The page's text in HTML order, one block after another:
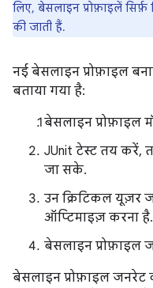
लिए, बेसलाइन प्रोफ़ाइलें
की जाती हैं.
नई बेसलाइन प्रोफ़ाइल
बताया गया है:
बेसलाइन प्रोफ़ाइल
JUnit टेस्ट तय करें,
जा सके.
उन क्रिटिकल यूज़र
ऑप्टिमाइज़ करना है.
बेसलाइन प्रोफ़ाइल
बेसलाइन प्रोफ़ाइल